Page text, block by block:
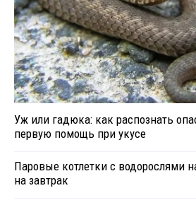
Уж или гадюка: как распознать
первую помощь при укусе
Паровые котлетки с водорослями
на завтрак